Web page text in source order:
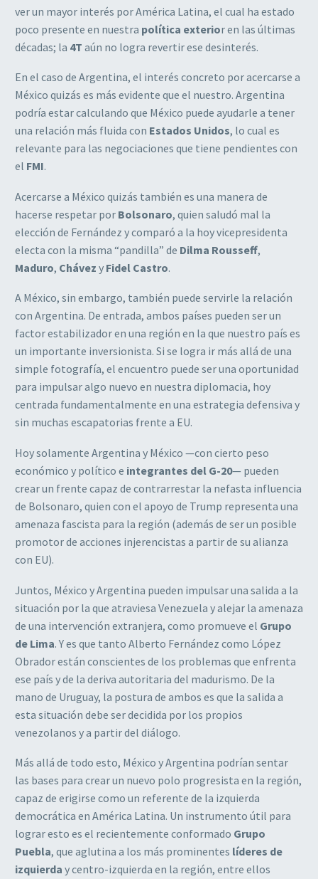
ver un mayor interés por América Latina, el cual ha estado
poco presente en nuestra política exterior en las últimas
décadas; la 4T aún no logra revertir ese desinterés.
En el caso de Argentina, el interés concreto por acercarse a
México quizás es más evidente que el nuestro. Argentina
podría estar calculando que México puede ayudarle a tener
una relación más fluida con Estados Unidos, lo cual es
relevante para las negociaciones que tiene pendientes con
el FMI.
Acercarse a México quizás también es una manera de
hacerse respetar por Bolsonaro, quien saludó mal la
elección de Fernández y comparó a la hoy vicepresidenta
electa con la misma “pandilla” de Dilma Rousseff,
Maduro, Chávez y Fidel Castro.
A México, sin embargo, también puede servirle la relación
con Argentina. De entrada, ambos países pueden ser un
factor estabilizador en una región en la que nuestro país es
un importante inversionista. Si se logra ir más allá de una
simple fotografía, el encuentro puede ser una oportunidad
para impulsar algo nuevo en nuestra diplomacia, hoy
centrada fundamentalmente en una estrategia defensiva y
sin muchas escapatorias frente a EU.
Hoy solamente Argentina y México —con cierto peso
económico y político e integrantes del G-20— pueden
crear un frente capaz de contrarrestar la nefasta influencia
de Bolsonaro, quien con el apoyo de Trump representa una
amenaza fascista para la región (además de ser un posible
promotor de acciones injerencistas a partir de su alianza
con EU).
Juntos, México y Argentina pueden impulsar una salida a la
situación por la que atraviesa Venezuela y alejar la amenaza
de una intervención extranjera, como promueve el Grupo
de Lima. Y es que tanto Alberto Fernández como López
Obrador están conscientes de los problemas que enfrenta
ese país y de la deriva autoritaria del madurismo. De la
mano de Uruguay, la postura de ambos es que la salida a
esta situación debe ser decidida por los propios
venezolanos y a partir del diálogo.
Más allá de todo esto, México y Argentina podrían sentar
las bases para crear un nuevo polo progresista en la región,
capaz de erigirse como un referente de la izquierda
democrática en América Latina. Un instrumento útil para
lograr esto es el recientemente conformado Grupo
Puebla, que aglutina a los más prominentes líderes de
izquierda y centro-izquierda en la región, entre ellos